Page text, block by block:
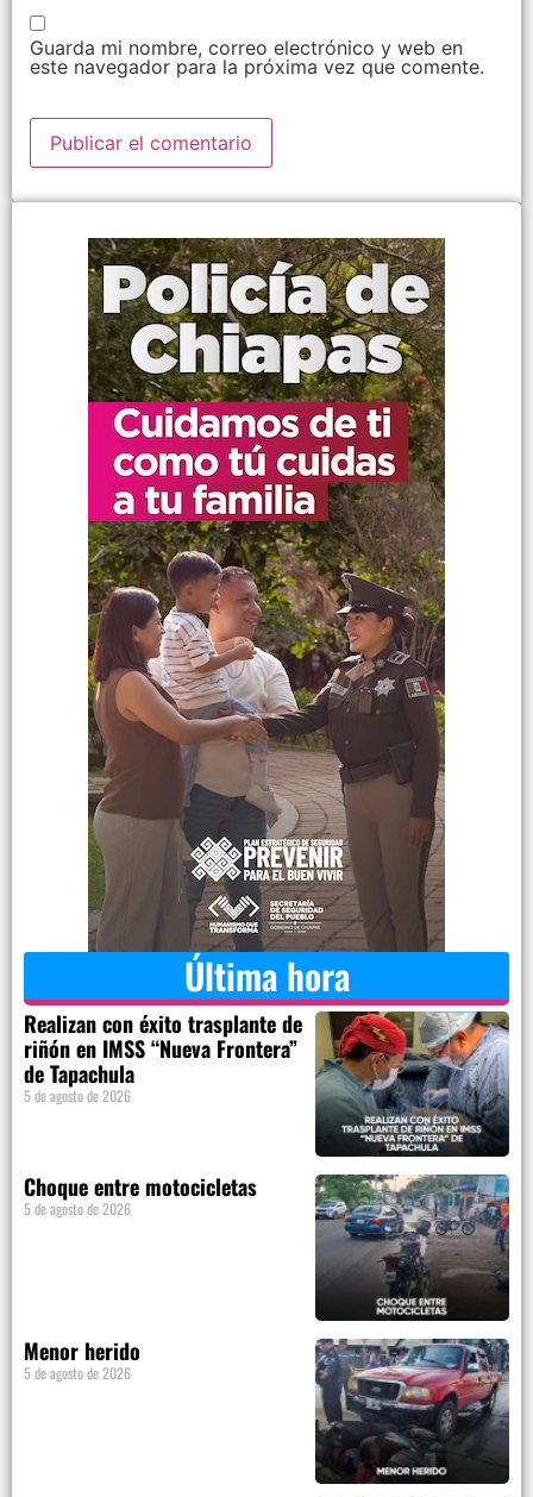
Guarda mi nombre, correo electrónico y web en
este navegador para la próxima vez que comente.
Última hora
Realizan con éxito trasplante de
riñón en IMSS “Nueva Frontera”
de Tapachula
5 de agosto de 2026
Choque entre motocicletas
5 de agosto de 2026
Menor herido
5 de agosto de 2026